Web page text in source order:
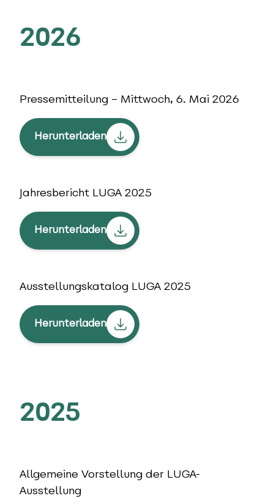
2026
Pressemitteilung – Mittwoch, 6. Mai 2026
Herunterladen
Jahresbericht LUGA 2025
Herunterladen
Ausstellungskatalog LUGA 2025
Herunterladen
2025
Allgemeine Vorstellung der LUGA-
Ausstellung